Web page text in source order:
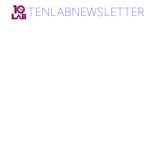
TENLABNEWSLETTER